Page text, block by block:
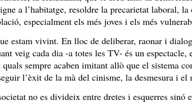
a l’habitatge, resoldre la precarietat laboral,
especialment els més joves i els més
estam vivint. En lloc de deliberar, raonar i
veig cada dia -a totes les TV- és un espectacle,
sempre acaben imitant allò que el sistema
l’èxit de la mà del cinisme, la desmesura i el
no es divideix entre dretes i esquerres sinó